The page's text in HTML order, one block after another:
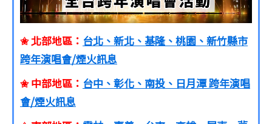
✬ 北部地區： 台北、新北、基隆、桃園、新竹縣市
跨年演唱會/煙火訊息
✬ 中部地區： 台中、彰化、南投、日月潭 跨年演唱
會/煙火訊息